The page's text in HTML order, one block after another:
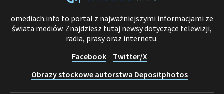
omediach.info to portal z najważniejszymi informacjami ze
świata mediów. Znajdziesz tutaj newsy dotyczące telewizji,
radia, prasy oraz internetu.
Facebook
Twitter/X
Obrazy stockowe autorstwa Depositphotos